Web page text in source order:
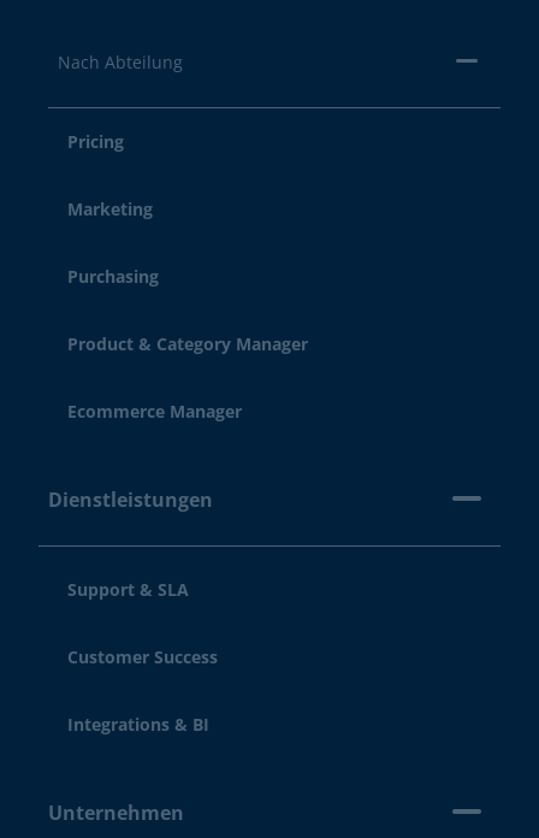
Nach Abteilung
Pricing
Marketing
Purchasing
Product & Category Manager
Ecommerce Manager
Dienstleistungen
Support & SLA
Customer Success
Integrations & BI
Unternehmen